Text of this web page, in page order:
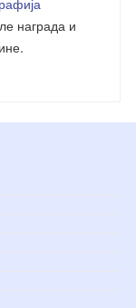
награда и